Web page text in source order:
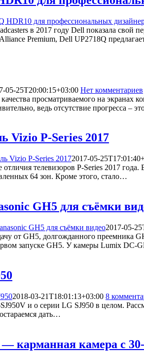
HDR10 для профессиональных
в 2017 году Dell показала
Premium, Dell UP2718Q
05-25T20:00:15+03:00 Нет комментариев
просматриваемого на экранах
ведь отсутствие прогресса –
Vizio P-Series 2017
Vizio P-Series 20172017-05-
телевизоров P-Series 2017
64 зон. Кроме этого, стало…
GH5 для съёмки
GH5 для съёмки видео2017-05-
от GH5, долгожданного преемника
запуске GH5. У камеры Lumix DC-
2018-03-21T18:01:13+03:00 8
и о серии LG SJ950 в целом.
дать…
карманная камера с